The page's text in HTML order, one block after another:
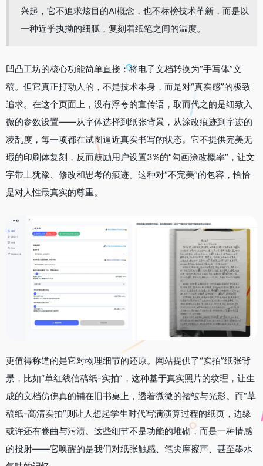
兴起，它不追求炫目的AI概念，也不标榜技术革新，而是以
一种近乎执拗的细腻，复刻着纸笔之间的温度。
凹凸工坊的核心功能简单直接：将电子文档转换为“手写体”文
稿。但它真正打动人的，不是技术本身，而是对“真实感”的极致
追求。在这个页面上，没有浮夸的宣传语，取而代之的是细致入
微的参数设置——从字体选择到纸张背景，从涂改痕迹到字迹的
凌乱度，每一项都在试图逼近真实书写的状态。它不提供完美无
瑕的印刷体复刻，反而鼓励用户设置3%的“勾画涂改概率”，让文
字带上犹豫、修改和思考的痕迹。这种对“不完美”的包容，恰恰
是对人性最真实的尊重。
更值得称道的是它对物理细节的还原。网站提供了“实拍”纸张背
景，比如“单红线信稿纸-实拍”，这种基于真实照片的纹理，让生
成的文档仿佛真的铺在旧书桌上，透着微微的褶皱与光影。而“草
稿纸-高清实拍”则让人想起学生时代写满演算过程的纸页，边缘
或许还有卷曲与污渍。这些细节不是功能的堆砌，而是一种情感
的投射——它唤醒的是我们对纸张触感、笔尖摩擦声、甚至墨水